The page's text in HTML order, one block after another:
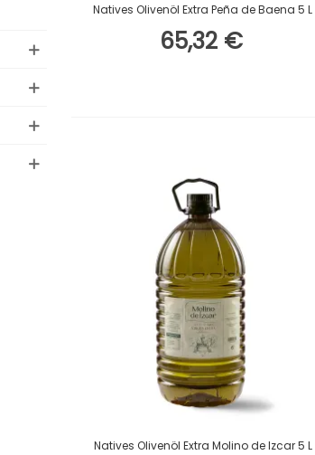
In Den Warenkorb
Natives Olivenöl Extra Peña de Baena 5 L
65,32 €
In Den Warenkorb
Natives Olivenöl Extra Molino de Izcar 5 L